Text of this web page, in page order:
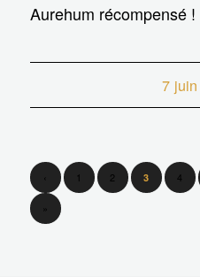
Aurehum récompensé !
7
‹ 1 2 3 4
»